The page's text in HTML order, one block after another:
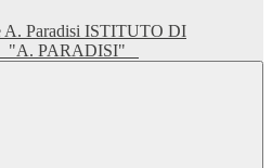
ISTITUTO DI
"A. PARADISI"